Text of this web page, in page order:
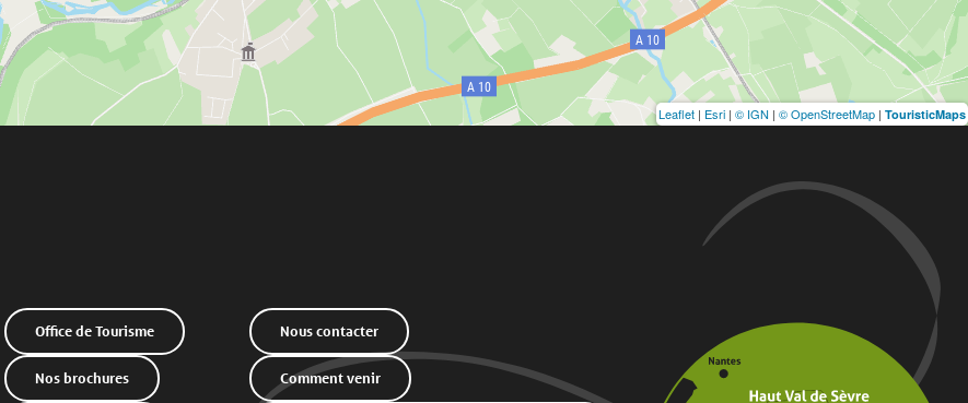
Leaflet | Esri | © IGN | © OpenStreetMap | TouristicMaps
Office de Tourisme Nous contacter
Nos brochures Comment venir